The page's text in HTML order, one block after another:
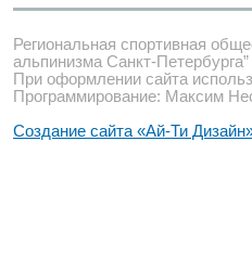
Региональная спортивная
альпинизма Санкт-Петербурга”
При оформлении сайта
Программирование: Максим
Создание сайта «Ай-Ти